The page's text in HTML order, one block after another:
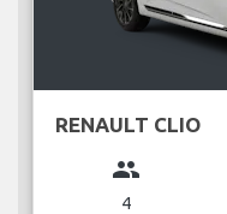
RENAULT CLIO
group
4